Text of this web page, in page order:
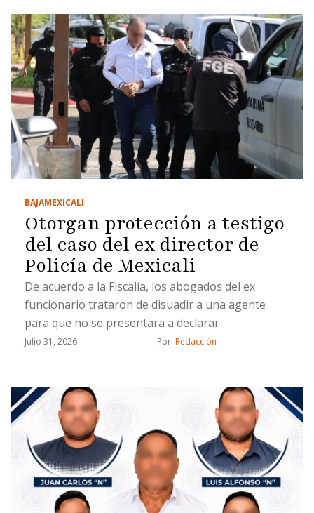
BAJAMEXICALI
Otorgan protección a testigo
del caso del ex director de
Policía de Mexicali
De acuerdo a la Fiscalía, los abogados del ex
funcionario trataron de disuadir a una agente
para que no se presentara a declarar
Julio 31, 2026 Por: Redacción